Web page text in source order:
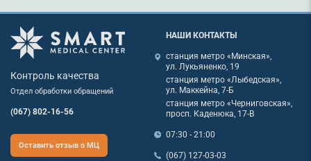
Контроль качества
Отдел обработки обращений
(067) 802-16-56
Оставить отзыв о МЦ
НАШИ КОНТАКТЫ
станция метро «Минская»,
ул. Лукьяненко, 19
станция метро «Лыбедская»,
ул. Маккейна, 7-Б
станция метро «Черниговская»,
просп. Каденюка, 17-В
07:30 - 21:00
(067) 127-03-03